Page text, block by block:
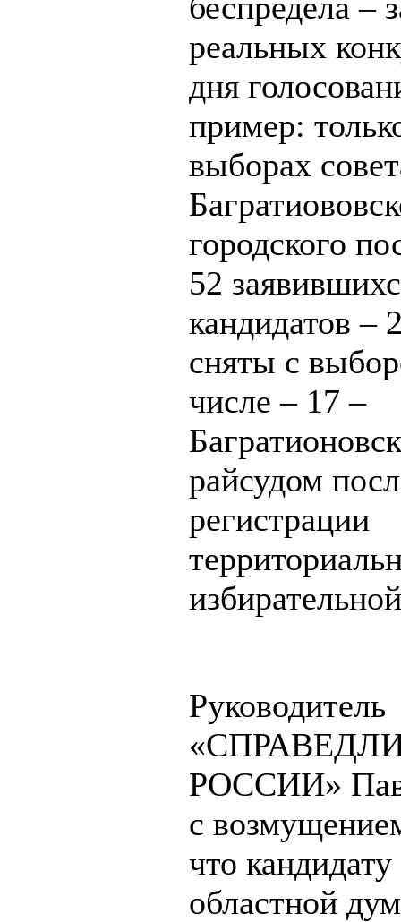
реальных
дня
пример:
выборах
городского
52
кандидатов –
сняты с
числе – 17 –
райсудом
регистрации
Руководитель
РОССИИ»
с
что
областной